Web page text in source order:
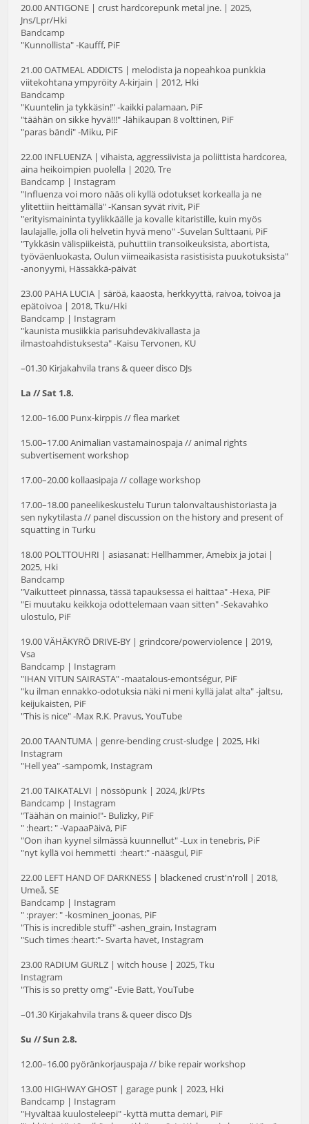
20.00 ANTIGONE | crust hardcorepunk metal jne. | 2025,
Jns/Lpr/Hki
Bandcamp
"Kunnollista" -Kaufff, PiF
21.00 OATMEAL ADDICTS | melodista ja nopeahkoa punkkia
viitekohtana ympyröity A-kirjain | 2012, Hki
Bandcamp
"Kuuntelin ja tykkäsin!" -kaikki palamaan, PiF
"täähän on sikke hyvä!!!" -lähikaupan 8 volttinen, PiF
"paras bändi" -Miku, PiF
22.00 INFLUENZA | vihaista, aggressiivista ja poliittista hardcorea,
aina heikoimpien puolella | 2020, Tre
Bandcamp | Instagram
"Influenza voi moro nääs oli kyllä odotukset korkealla ja ne
ylitettiin heittämällä" -Kansan syvät rivit, PiF
"erityismaininta tyylikkäälle ja kovalle kitaristille, kuin myös
laulajalle, jolla oli helvetin hyvä meno" -Suvelan Sulttaani, PiF
"Tykkäsin välispiikeistä, puhuttiin transoikeuksista, abortista,
työväenluokasta, Oulun viimeaikasista rasistisista puukotuksista"
-anonyymi, Hässäkkä-päivät
23.00 PAHA LUCIA | säröä, kaaosta, herkkyyttä, raivoa, toivoa ja
epätoivoa | 2018, Tku/Hki
Bandcamp | Instagram
"kaunista musiikkia parisuhdeväkivallasta ja
ilmastoahdistuksesta" -Kaisu Tervonen, KU
–01.30 Kirjakahvila trans & queer disco DJs
La // Sat 1.8.
12.00–16.00 Punx-kirppis // flea market
15.00–17.00 Animalian vastamainospaja // animal rights
subvertisement workshop
17.00–20.00 kollaasipaja // collage workshop
17.00–18.00 paneelikeskustelu Turun talonvaltaushistoriasta ja
sen nykytilasta // panel discussion on the history and present of
squatting in Turku
18.00 POLTTOUHRI | asiasanat: Hellhammer, Amebix ja jotai |
2025, Hki
Bandcamp
"Vaikutteet pinnassa, tässä tapauksessa ei haittaa" -Hexa, PiF
"Ei muutaku keikkoja odottelemaan vaan sitten" -Sekavahko
ulostulo, PiF
19.00 VÄHÄKYRÖ DRIVE-BY | grindcore/powerviolence | 2019,
Vsa
Bandcamp | Instagram
"IHAN VITUN SAIRASTA" -maatalous-emontségur, PiF
"ku ilman ennakko-odotuksia näki ni meni kyllä jalat alta" -jaltsu,
keijukaisten, PiF
"This is nice" -Max R.K. Pravus, YouTube
20.00 TAANTUMA | genre-bending crust-sludge | 2025, Hki
Instagram
"Hell yea" -sampomk, Instagram
21.00 TAIKATALVI | nössöpunk | 2024, Jkl/Pts
Bandcamp | Instagram
"Täähän on mainio!"- Bulizky, PiF
" :heart: " -VapaaPäivä, PiF
"Oon ihan kyynel silmässä kuunnellut" -Lux in tenebris, PiF
"nyt kyllä voi hemmetti :heart:" -nääsgul, PiF
22.00 LEFT HAND OF DARKNESS | blackened crust'n'roll | 2018,
Umeå, SE
Bandcamp | Instagram
" :prayer: " -kosminen_joonas, PiF
"This is incredible stuff" -ashen_grain, Instagram
"Such times :heart:"- Svarta havet, Instagram
23.00 RADIUM GURLZ | witch house | 2025, Tku
Instagram
"This is so pretty omg" -Evie Batt, YouTube
–01.30 Kirjakahvila trans & queer disco DJs
Su // Sun 2.8.
12.00–16.00 pyöränkorjauspaja // bike repair workshop
13.00 HIGHWAY GHOST | garage punk | 2023, Hki
Bandcamp | Instagram
"Hyvältää kuulosteleepi" -kyttä mutta demari, PiF